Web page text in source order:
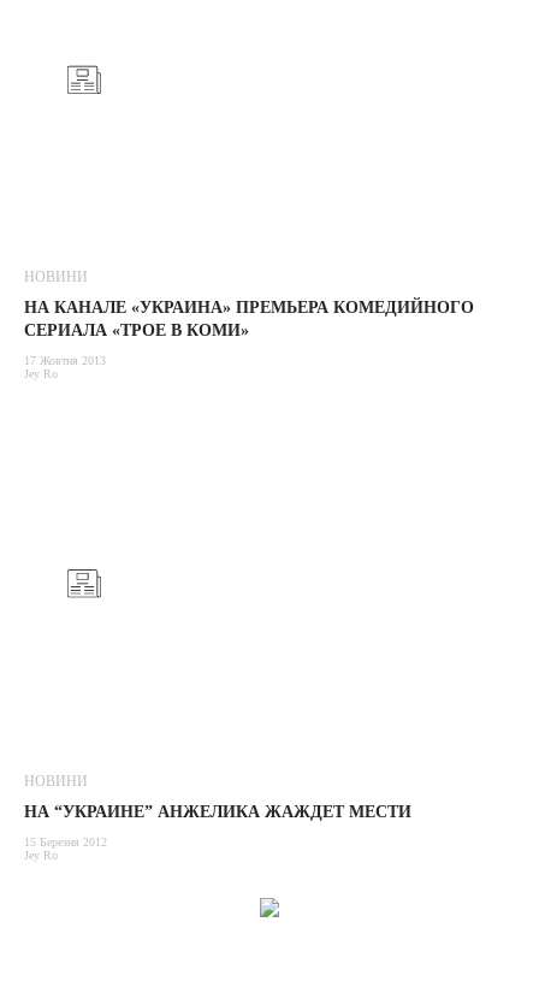
НОВИНИ
НА КАНАЛЕ «УКРАИНА» ПРЕМЬЕРА КОМЕДИЙНОГО
СЕРИАЛА «ТРОЕ В КОМИ»
17 Жовтня 2013
Jey Ro
НОВИНИ
НА “УКРАИНЕ” АНЖЕЛИКА ЖАЖДЕТ МЕСТИ
15 Березня 2012
Jey Ro